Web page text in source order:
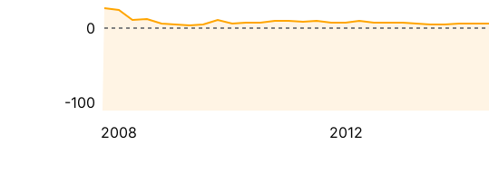
2008 2012
-100
0